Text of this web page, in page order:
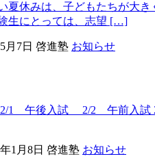
夏休みは、子どもたちが大
生にとっては、志望 […]
月7日 啓進塾 お知らせ
2/1 午後入試 2/2 午前入試
1月8日 啓進塾 お知らせ